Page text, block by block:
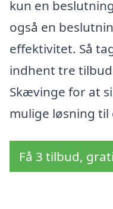
kun en
også en
effektivitet. Så
indhent tre
Skævinge for at
mulige løsning til
Få 3 tilbud,